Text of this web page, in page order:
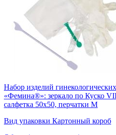
Набор изделий
«Фемина®»: зеркало по Куско
салфетка 50х50, перчатки М
Вид упаковки Картонный короб